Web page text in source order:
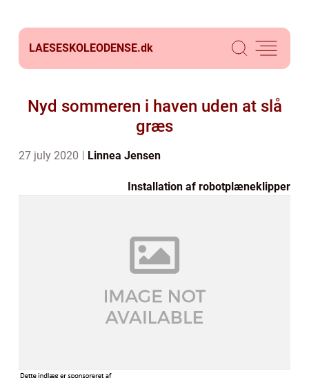
LAESESKOLEODENSE.dk
Nyd sommeren i haven uden at slå
græs
27 july 2020 Linnea Jensen
Installation af robotplæneklipper